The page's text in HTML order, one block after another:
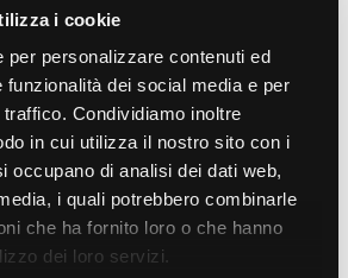
i cookie
per personalizzare contenuti ed
funzionalità dei social media e per
Condividiamo inoltre
in cui utilizza il nostro sito con i
occupano di analisi dei dati web,
i quali potrebbero combinarle
che ha fornito loro o che hanno
dei loro servizi.
25-30% delle masse complessive
che “pur rimanendo in
i deflussi dai prodotti azionari si sono
dell’Ufficio Studi si è concluso con
prodotti di risparmio gestito: “Le
alla clientela individuale
nel 1° trimestre hanno registrato
segno del forte interesse
più sofisticato della clientela